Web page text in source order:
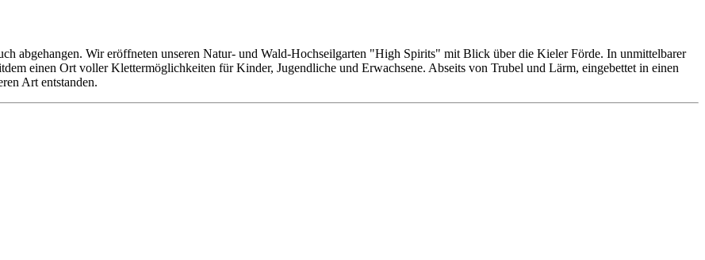
abgehangen. Wir eröffneten unseren Natur- und Wald-Hochseilgarten "High Spirits" mit Blick über die Kieler Förde. In unmittelbarer
einen Ort voller Klettermöglichkeiten für Kinder, Jugendliche und Erwachsene. Abseits von Trubel und Lärm, eingebettet in einen
Art entstanden.